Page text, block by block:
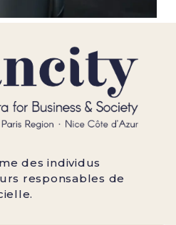
des individus
responsables de